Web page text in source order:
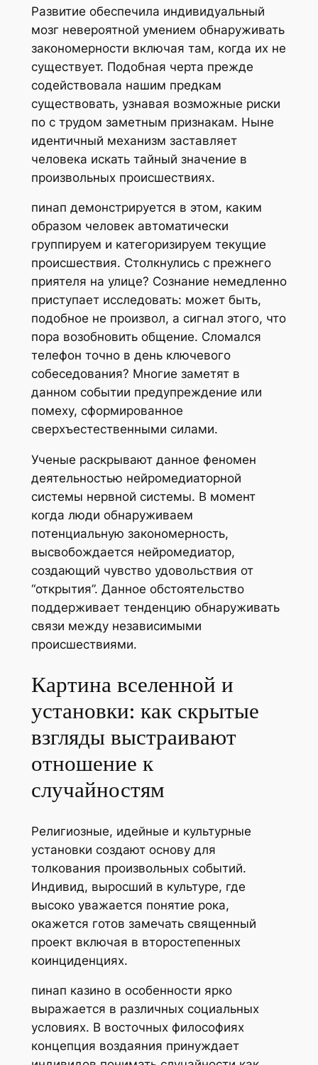
Развитие обеспечила индивидуальный
мозг невероятной умением обнаруживать
закономерности включая там, когда их не
существует. Подобная черта прежде
содействовала нашим предкам
существовать, узнавая возможные риски
по с трудом заметным признакам. Ныне
идентичный механизм заставляет
человека искать тайный значение в
произвольных происшествиях.
пинап демонстрируется в этом, каким
образом человек автоматически
группируем и категоризируем текущие
происшествия. Столкнулись с прежнего
приятеля на улице? Сознание немедленно
приступает исследовать: может быть,
подобное не произвол, а сигнал этого, что
пора возобновить общение. Сломался
телефон точно в день ключевого
собеседования? Многие заметят в
данном событии предупреждение или
помеху, сформированное
сверхъестественными силами.
Ученые раскрывают данное феномен
деятельностью нейромедиаторной
системы нервной системы. В момент
когда люди обнаруживаем
потенциальную закономерность,
высвобождается нейромедиатор,
создающий чувство удовольствия от
“открытия”. Данное обстоятельство
поддерживает тенденцию обнаруживать
связи между независимыми
происшествиями.
Картина вселенной и
установки: как скрытые
взгляды выстраивают
отношение к
случайностям
Религиозные, идейные и культурные
установки создают основу для
толкования произвольных событий.
Индивид, выросший в культуре, где
высоко уважается понятие рока,
окажется готов замечать священный
проект включая в второстепенных
коинциденциях.
пинап казино в особенности ярко
выражается в различных социальных
условиях. В восточных философиях
концепция воздаяния принуждает